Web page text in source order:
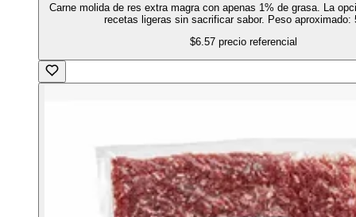
Carne molida de res extra magra con apenas 1% de grasa. La
recetas ligeras sin sacrificar sabor. Peso aproximado:
$6.57 precio referencial